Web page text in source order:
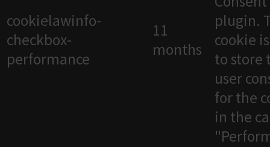
cookielawinfo-
checkbox-
performance
11
months
plugin.
cookie
to store
user
for the
in the